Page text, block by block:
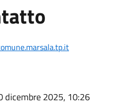
dicembre 2025, 10:26